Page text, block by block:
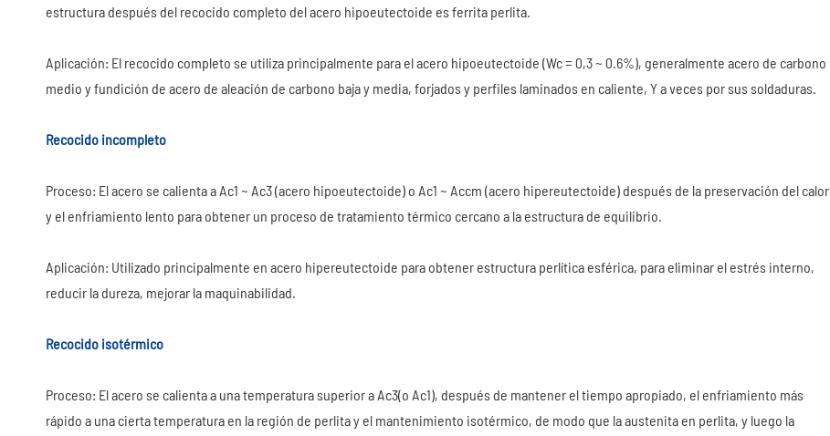
estructura después del recocido completo del acero hipoeutectoide es ferrita perlita.
Aplicación: El recocido completo se utiliza principalmente para el acero hipoeutectoide (Wc = 0,3 ~ 0.6%), generalmente acero de carbono
medio y fundición de acero de aleación de carbono baja y media, forjados y perfiles laminados en caliente, Y a veces por sus soldaduras.
Recocido incompleto
Proceso: El acero se calienta a Ac1 ~ Ac3 (acero hipoeutectoide) o Ac1 ~ Accm (acero hipereutectoide) después de la preservación del calor
y el enfriamiento lento para obtener un proceso de tratamiento térmico cercano a la estructura de equilibrio.
Aplicación: Utilizado principalmente en acero hipereutectoide para obtener estructura perlítica esférica, para eliminar el estrés interno,
reducir la dureza, mejorar la maquinabilidad.
Recocido isotérmico
Proceso: El acero se calienta a una temperatura superior a Ac3(o Ac1), después de mantener el tiempo apropiado, el enfriamiento más
rápido a una cierta temperatura en la región de perlita y el mantenimiento isotérmico, de modo que la austenita en perlita, y luego la